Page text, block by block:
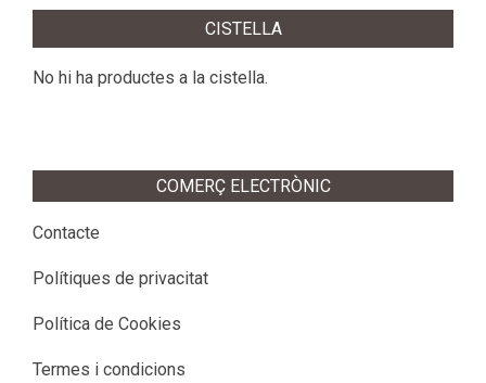
09-
CISTELLA
No hi ha productes a la cistella.
COMERÇ ELECTRÒNIC
Contacte
Polítiques de privacitat
Política de Cookies
Termes i condicions